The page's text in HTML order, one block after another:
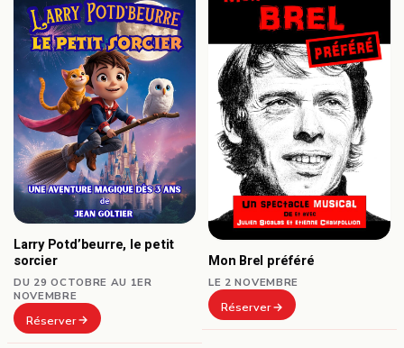
Larry Potd’beurre, le petit
sorcier
DU 29 OCTOBRE AU 1ER
NOVEMBRE
Réserver
Mon Brel préféré
LE 2 NOVEMBRE
Réserver